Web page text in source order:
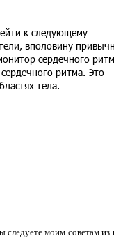
к следующему
вполовину
сердечного
ритма. Это
тела.
следуете моим советам из